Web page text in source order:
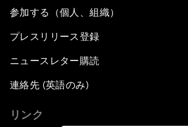
参加する（個人、組織）
プレスリリース登録
ニュースレター購読
連絡先 (英語のみ)
リンク